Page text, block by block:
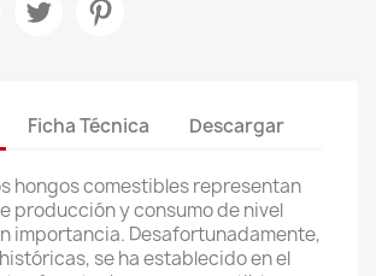
Ficha Técnica Descargar
hongos comestibles representan
producción y consumo de nivel
importancia. Desafortunadamente,
se ha establecido en el